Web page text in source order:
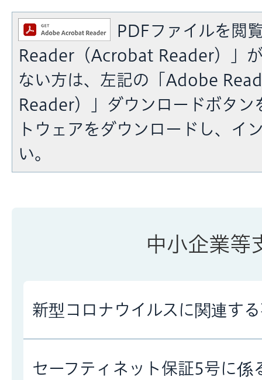
PDFファイルを閲
Reader（Acrobat Reader）」
ない方は、左記の「Adobe
Reader）」ダウンロードボタン
トウェアをダウンロードし、イ
い。
中小企業等
新型コロナウイルスに関連す
セーフティネット保証5号に係